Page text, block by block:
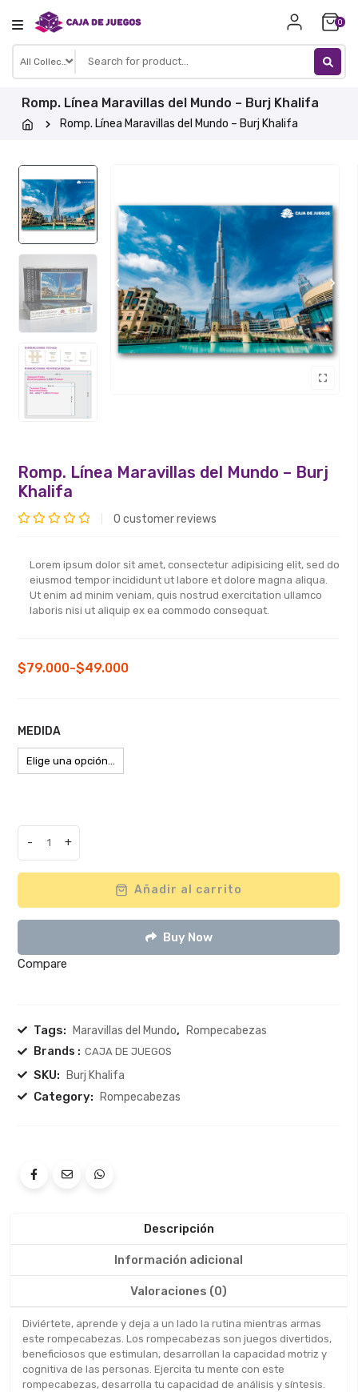
content
0
Romp. Línea Maravillas del Mundo – Burj Khalifa
Romp. Línea Maravillas del Mundo – Burj Khalifa
Romp. Línea Maravillas del Mundo – Burj
Khalifa
Lorem ipsum dolor sit amet, consectetur adipisicing elit, sed do
eiusmod tempor incididunt ut labore et dolore magna aliqua.
Ut enim ad minim veniam, quis nostrud exercitation ullamco
laboris nisi ut aliquip ex ea commodo consequat.
de
0 customer reviews
$49.000
-
$79.000
Rango
desde
$49.000
hasta
MEDIDA
-
Romp.
del
Mundo
Burj
Khalifa
+
Añadir al carrito
Buy Now
Compare
Tags: Maravillas del Mundo,
Rompecabezas
Brands : CAJA DE JUEGOS
SKU: Burj Khalifa
Category: Rompecabezas
Descripción
Información adicional
Valoraciones (0)
Diviértete, aprende y deja a un lado la rutina mientras armas
este rompecabezas. Los rompecabezas son juegos divertidos,
beneficiosos que estimulan, desarrollan la capacidad motriz y
cognitiva de las personas. Ejercita tu mente con este
rompecabezas, desarrolla tu capacidad de análisis y síntesis.